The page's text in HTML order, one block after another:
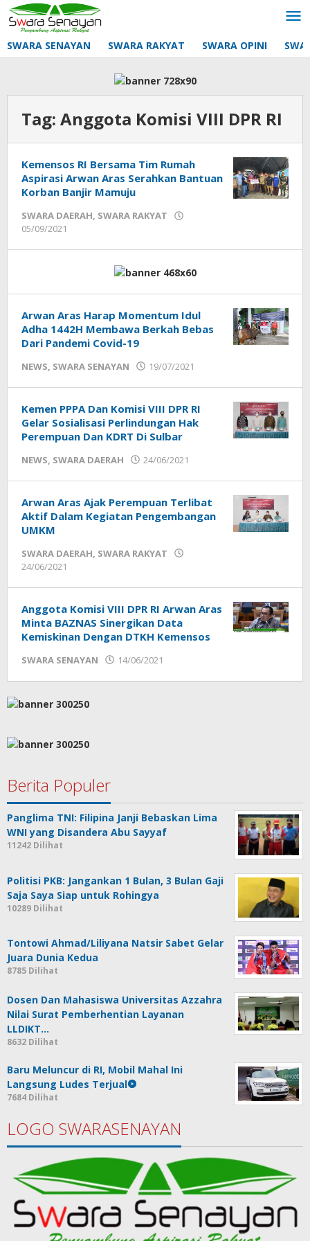
Lewati
ke
konten
SWARA SENAYAN SWARA RAKYAT SWARA OPINI
Tag: Anggota Komisi VIII DPR RI
Kemensos RI Bersama Tim Rumah
Aspirasi Arwan Aras Serahkan Bantuan
Korban Banjir Mamuju
SWARA DAERAH, SWARA RAKYAT
05/09/2021
Arwan Aras Harap Momentum Idul
Adha 1442H Membawa Berkah Bebas
Dari Pandemi Covid-19
NEWS SWARA SENAYAN 19/07/2021
Kemen PPPA Dan Komisi VIII DPR RI
Gelar Sosialisasi Perlindungan Hak
Perempuan Dan KDRT Di Sulbar
NEWS SWARA DAERAH 24/06/2021
Arwan Aras Ajak Perempuan Terlibat
Aktif Dalam Kegiatan Pengembangan
UMKM
SWARA DAERAH SWARA RAKYAT
24/06/2021
Anggota Komisi VIII DPR RI Arwan Aras
Minta BAZNAS Sinergikan Data
Kemiskinan Dengan DTKH Kemensos
SWARA SENAYAN 14/06/2021
Berita Populer
Panglima TNI: Filipina Janji Bebaskan Lima
WNI yang Disandera Abu Sayyaf
11242 Dilihat
Politisi PKB: Jangankan 1 Bulan, 3 Bulan Gaji
Saja Saya Siap untuk Rohingya
10289 Dilihat
Tontowi Ahmad/Liliyana Natsir Sabet Gelar
Juara Dunia Kedua
8785 Dilihat
Dosen Dan Mahasiswa Universitas Azzahra
Nilai Surat Pemberhentian Layanan
LLDIKT…
8632 Dilihat
Baru Meluncur di RI, Mobil Mahal Ini
Langsung Ludes Terjual
7684 Dilihat
LOGO SWARASENAYAN